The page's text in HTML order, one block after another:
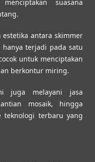
suasana
estetika antara skimmer
terjadi pada satu
untuk menciptakan
berkontur miring.
juga melayani jasa
mosaik, hingga
teknologi terbaru yang